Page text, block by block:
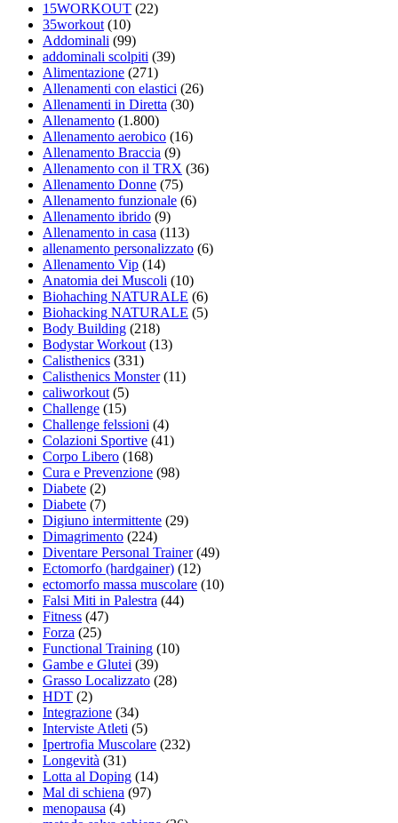
15WORKOUT (22)
35workout(10)
Addominali (99)
addominali scolpiti (39)
Alimentazione (271)
Allenamenti con elastici (26)
Allenamenti in Diretta (30)
Allenamento (1.800)
Allenamento aerobico (16)
Allenamento Braccia (9)
Allenamento con il TRX (36)
Allenamento Donne (75)
Allenamento funzionale (6)
Allenamento ibrido (9)
Allenamento in casa (113)
allenamento personalizzato (6)
Allenamento Vip (14)
Anatomia dei Muscoli (10)
Biohaching NATURALE (6)
Biohacking NATURALE (5)
Body Building (218)
Bodystar Workout(13)
Calisthenics (331)
Calisthenics Monster(11)
caliworkout(5)
Challenge (15)
Challenge felssioni (4)
Colazioni Sportive (41)
Corpo Libero (168)
Cura e Prevenzione (98)
Diabete (2)
Diabete (7)
Digiuno intermittente (29)
Dimagrimento (224)
Diventare Personal Trainer(49)
Ectomorfo (hardgainer) (12)
ectomorfo massa muscolare (10)
Falsi Miti in Palestra (44)
Fitness (47)
Forza (25)
Functional Training (10)
Gambe e Glutei (39)
Grasso Localizzato (28)
HDT (2)
Integrazione (34)
Interviste Atleti (5)
Ipertrofia Muscolare (232)
Longevità (31)
Lotta al Doping (14)
Mal di schiena (97)
menopausa (4)